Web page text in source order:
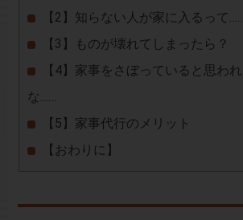
【2】知らない人が家に入るって
【3】ものが壊れてしまったら？
【4】家事をさぼっていると思わ
な……
【5】家事代行のメリット
【おわりに】